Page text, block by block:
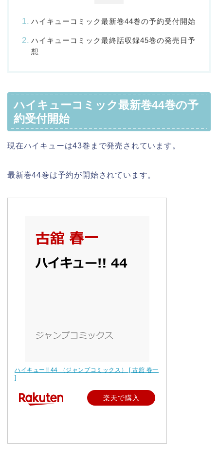
ハイキューコミック最新巻44巻の予約受付開始
ハイキューコミック最終話収録45巻の発売日予
想
ハイキューコミック最新巻44巻の予
約受付開始
現在ハイキューは43巻まで発売されています。
最新巻44巻は予約が開始されています。
ハイキュー!! 44 （ジャンプコミックス） [ 古舘 春一
]
楽天で購入